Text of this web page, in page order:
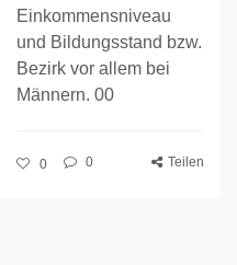
Einkommensniveau
und Bildungsstand bzw.
Bezirk vor allem bei
Männern. 00
0 0 Teilen